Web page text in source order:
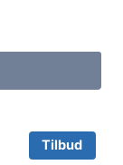
Tilbud